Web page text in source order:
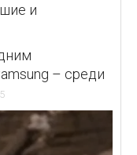
и
– среди